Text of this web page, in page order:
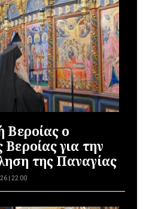
Βεροίας ο
για την
της Παναγίας
| 22:00